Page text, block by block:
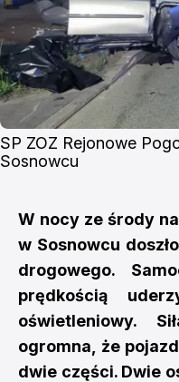
SP ZOZ Rejonowe
Sosnowcu
W nocy ze środy
w Sosnowcu
drogowego.
prędkością
oświetleniowy.
ogromna, że
dwie części. Dwie